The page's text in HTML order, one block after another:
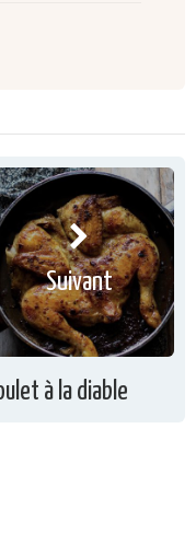
Suivant
à la diable